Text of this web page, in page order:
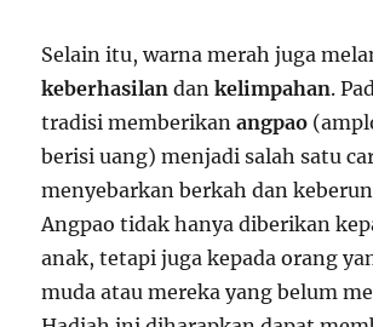
Selain itu, warna merah juga
keberhasilan dankelimpahan.
tradisi memberikanangpao
berisi uang) menjadi salah satu
menyebarkan berkah dan
Angpao tidak hanya diberikan
anak, tetapi juga kepada orang
muda atau mereka yang belum